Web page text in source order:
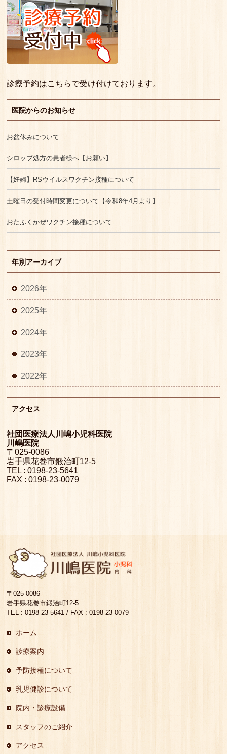
診療予約はこちらで受け付けております。
医院からのお知らせ
お盆休みについて
シロップ処方の患者様へ【お願い】
【妊婦】RSウイルスワクチン接種について
土曜日の受付時間変更について【令和8年4月より】
おたふくかぜワクチン接種について
年別アーカイブ
2026年
2025年
2024年
2023年
2022年
アクセス
社団医療法人川嶋小児科医院
川嶋医院
〒025-0086
岩手県花巻市鍛治町12-5
TEL : 0198-23-5641
FAX : 0198-23-0079
〒025-0086
岩手県花巻市鍛治町12-5
TEL : 0198-23-5641 / FAX : 0198-23-0079
ホーム
診療案内
予防接種について
乳児健診について
院内・診療設備
スタッフのご紹介
アクセス